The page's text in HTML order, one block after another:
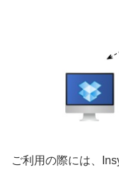
ご利用の際には、